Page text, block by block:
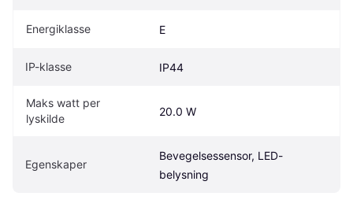
Energiklasse E
IP-klasse IP44
Maks watt per
lyskilde
20.0 W
Egenskaper
Bevegelsessensor, LED-
belysning